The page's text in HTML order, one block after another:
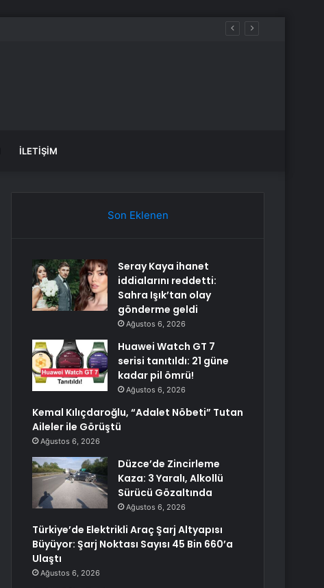
İLETIŞIM
Son Eklenen
Seray Kaya ihanet
iddialarını reddetti:
Sahra Işık’tan olay
gönderme geldi
Ağustos 6, 2026
Huawei Watch GT 7
serisi tanıtıldı: 21 güne
kadar pil ömrü!
Ağustos 6, 2026
Kemal Kılıçdaroğlu, “Adalet Nöbeti” Tutan
Aileler ile Görüştü
Ağustos 6, 2026
Düzce’de Zincirleme
Kaza: 3 Yaralı, Alkollü
Sürücü Gözaltında
Ağustos 6, 2026
Türkiye’de Elektrikli Araç Şarj Altyapısı
Büyüyor: Şarj Noktası Sayısı 45 Bin 660’a
Ulaştı
Ağustos 6, 2026